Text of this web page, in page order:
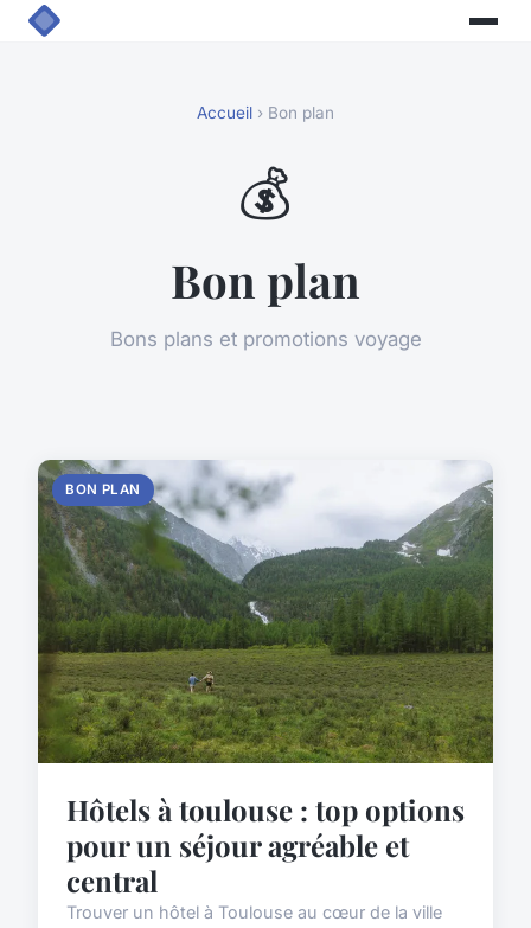
Accueil › Bon plan
💰
Bon plan
Bons plans et promotions voyage
BON PLAN
Hôtels à toulouse : top options
pour un séjour agréable et
central
Trouver un hôtel à Toulouse au cœur de la ville